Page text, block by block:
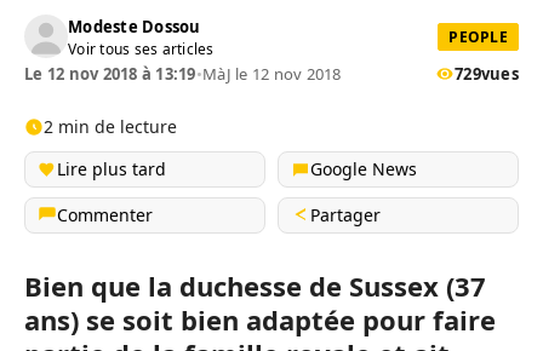
Modeste Dossou
Voir tous ses articles
PEOPLE
Le 12 nov 2018 à 13:19•MàJ le 12 nov 2018 729vues
2 min de lecture
Lire plus tard
Google News
Commenter
Partager
Bien que la duchesse de Sussex (37
ans) se soit bien adaptée pour faire